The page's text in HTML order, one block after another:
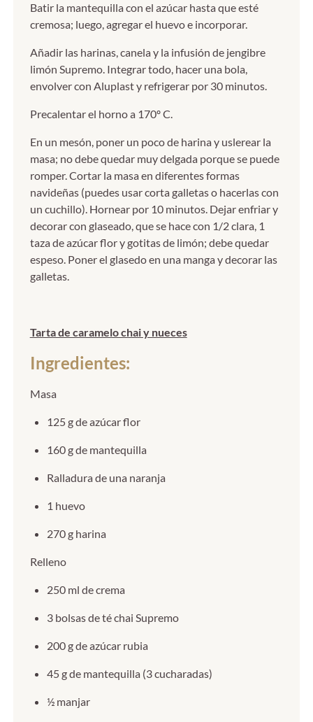
Batir la mantequilla con el azúcar hasta que esté
cremosa; luego, agregar el huevo e incorporar.
Añadir las harinas, canela y la infusión de jengibre
limón Supremo. Integrar todo, hacer una bola,
envolver con Aluplast y refrigerar por 30 minutos.
Precalentar el horno a 170º C.
En un mesón, poner un poco de harina y uslerear la
masa; no debe quedar muy delgada porque se puede
romper. Cortar la masa en diferentes formas
navideñas (puedes usar corta galletas o hacerlas con
un cuchillo). Hornear por 10 minutos. Dejar enfriar y
decorar con glaseado, que se hace con 1/2 clara, 1
taza de azúcar flor y gotitas de limón; debe quedar
espeso. Poner el glasedo en una manga y decorar las
galletas.
Tarta de caramelo chai y nueces
Ingredientes:
Masa
125 g de azúcar flor
160 g de mantequilla
Ralladura de una naranja
1 huevo
270 g harina
Relleno
250 ml de crema
3 bolsas de té chai Supremo
200 g de azúcar rubia
45 g de mantequilla (3 cucharadas)
½ manjar